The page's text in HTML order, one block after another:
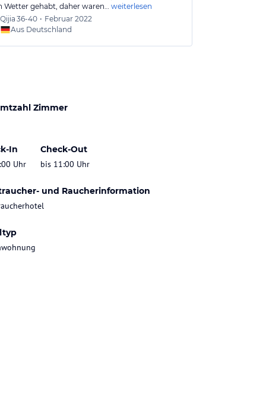
Wetter gehabt, daher waren… weiterlesen
Qijia 36-40 • Februar 2022
Aus Deutschland
Zimmer
In
Uhr
Check-Out
bis 11:00 Uhr
und Raucherinformation